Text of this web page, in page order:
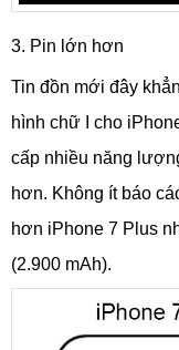
3. Pin lớn hơn
Tin đồn mới đây
hình chữ I cho
cấp nhiều năng
hơn. Không ít báo
hơn iPhone 7 Plus
(2.900 mAh).